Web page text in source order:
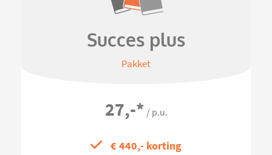
Succes plus
Pakket
27,-* / p.u.
€ 440,- korting